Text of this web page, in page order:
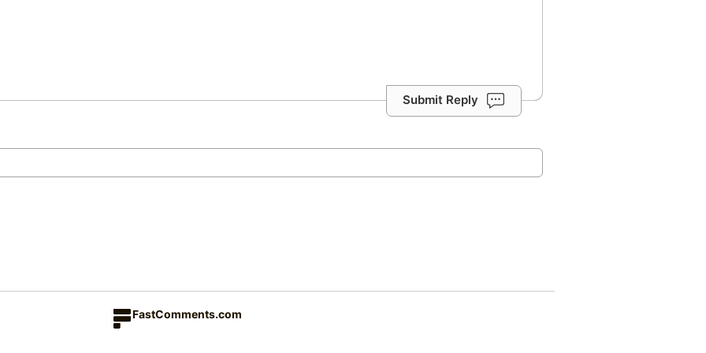
Submit Reply
FastComments.com